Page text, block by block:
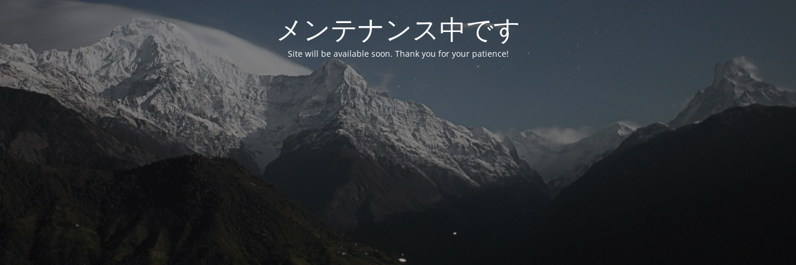
メンテナンス中です
Site will be available soon. Thank you for your patience!